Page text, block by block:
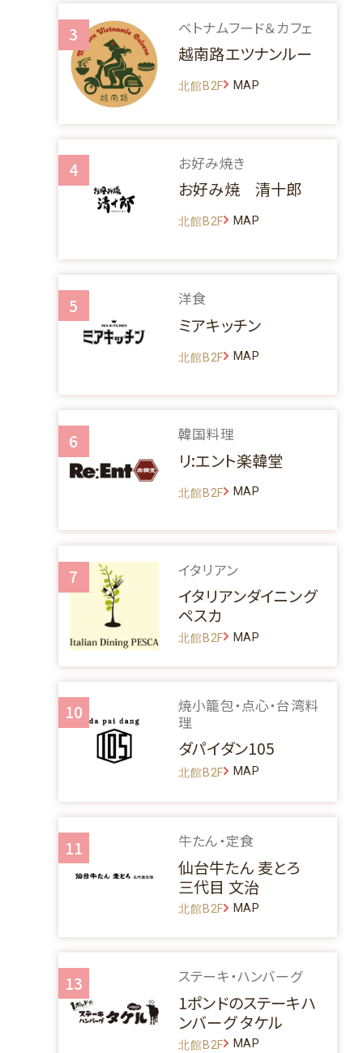
3 ベトナムフード＆カフェ
越南路エツナンルー
北館B2F MAP
4 お好み焼き
お好み焼 清十郎
北館B2F MAP
5 洋食
ミアキッチン
北館B2F MAP
6 韓国料理
リ:エント楽韓堂
北館B2F MAP
7 イタリアン
イタリアンダイニング
ペスカ
北館B2F MAP
10
焼小籠包・点心・台湾料
理
ダパイダン105
北館B2F MAP
11 牛たん・定食
仙台牛たん 麦とろ
三代目 文治
北館B2F MAP
13 ステーキ・ハンバーグ
1ポンドのステーキハ
ンバーグ タケル
北館B2F MAP